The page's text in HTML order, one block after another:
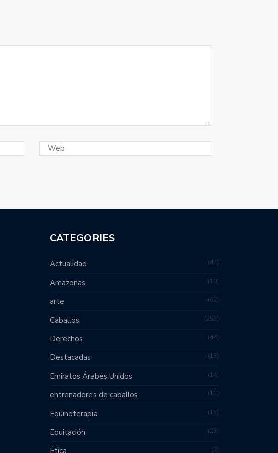
CATEGORIES
Actualidad 44
Amazonas 10
arte 62
Caballos 253
Derechos 44
Destacadas 13
Emiratos Árabes Unidos 14
entrenadores de caballos 11
Equinoterapia 15
Equitación 23
3